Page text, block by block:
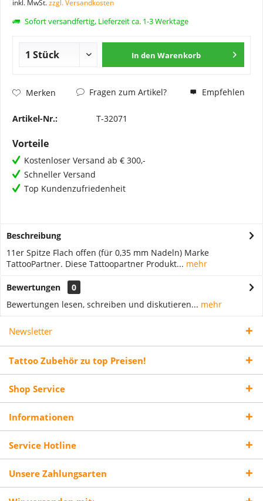
inkl. MwSt.zzgl. Versandkosten
Sofort versandfertig, Lieferzeit ca. 1-3 Werktage
In den Warenkorb
Merken Fragen zum Artikel? Empfehlen
Artikel-Nr.: T-32071
Vorteile
Kostenloser Versand ab € 300,-
Schneller Versand
Top Kundenzufriedenheit
Beschreibung
11er Spitze Flach offen (für 0,35 mm Nadeln) Marke
TattooPartner. Diese Tattoopartner Produkt... mehr
Bewertungen
0
Bewertungen lesen, schreiben und diskutieren... mehr
Newsletter
Tattoo Zubehör zu top Preisen!
Shop Service
Informationen
Service Hotline
Unsere Zahlungsarten